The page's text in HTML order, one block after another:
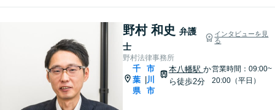
野村 和史 弁護
士
インタビューを見
る
野村法律事務所
千
葉
県
市
川
市
本八幡駅 か
ら徒歩2分
営業時間：09:00~
20:00（平日）